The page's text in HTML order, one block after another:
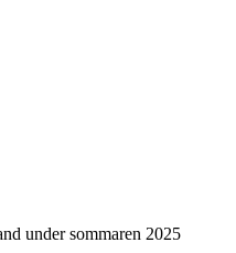
under sommaren 2025